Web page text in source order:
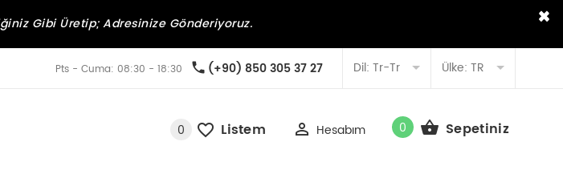
×
Gibi Üretip; Adresinize Gönderiyoruz.
(+90) 850 305 37 27
Pts - Cuma: 08:30 - 18:30 Dil: Tr-Tr Ülke: TR
0 Listem Hesabım 0 Sepetiniz